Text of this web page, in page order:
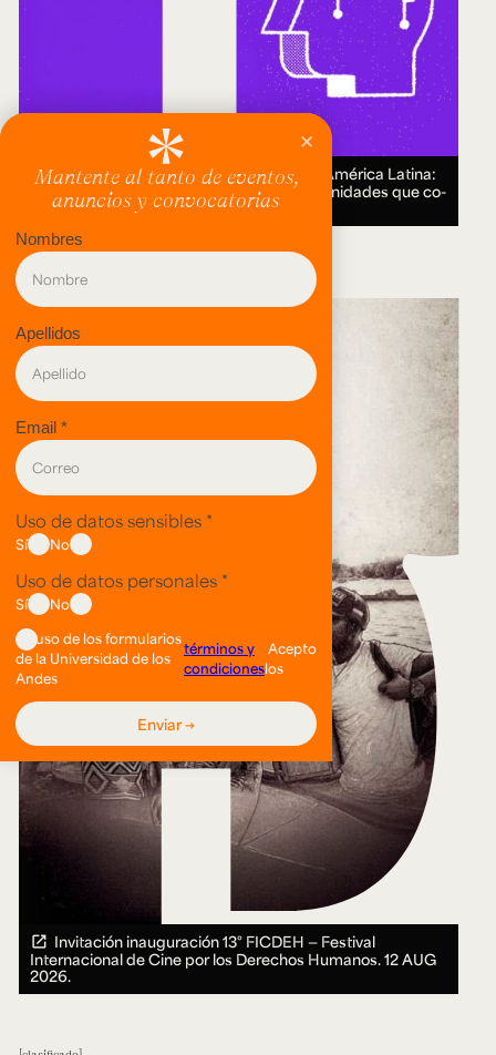
Encuentro Humanidades Digitales en América Latina:
genealogías, conocimiento abierto y comunidades que co-
crean.18 AUG 2026.
evento
Invitación inauguración 13° FICDEH — Festival
Internacional de Cine por los Derechos Humanos.12 AUG
2026.